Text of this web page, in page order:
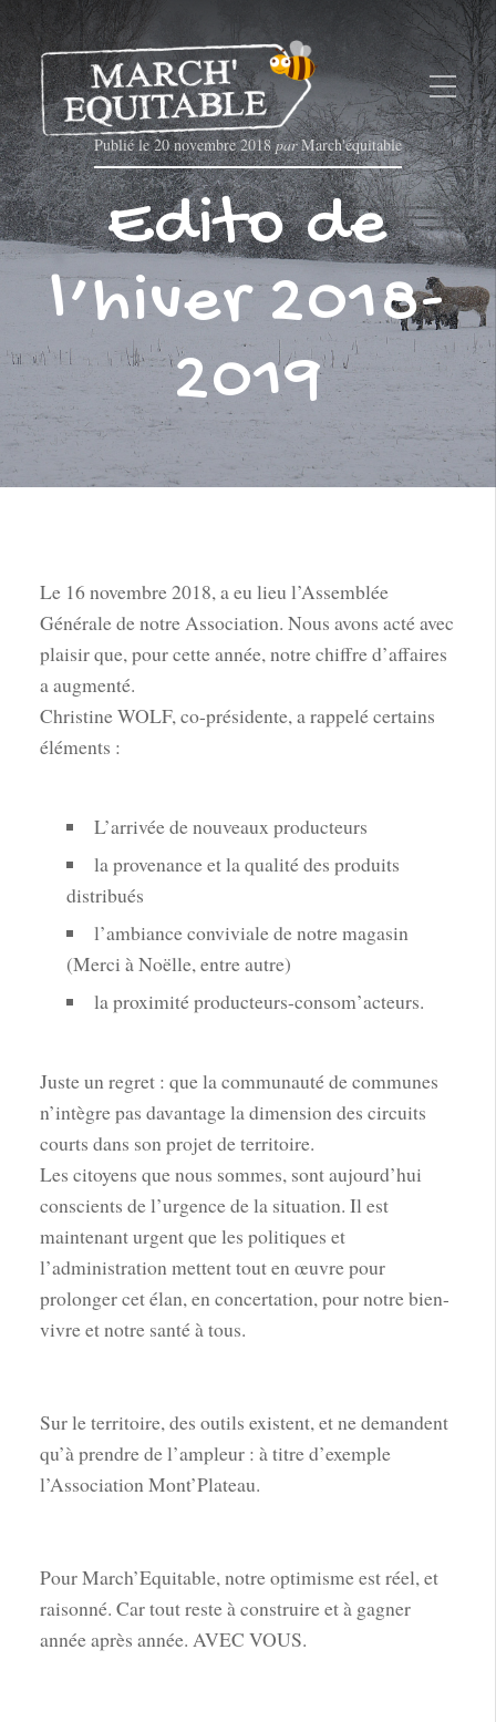
Publié le20 novembre 2018parMarch'équitable
Edito de
l’hiver 2018-
2019
Le 16 novembre 2018, a eu lieu l’Assemblée
Générale de notre Association. Nous avons acté avec
plaisir que, pour cette année, notre chiffre d’affaires
a augmenté.
Christine WOLF, co-présidente, a rappelé certains
éléments :
L’arrivée de nouveaux producteurs
la provenance et la qualité des produits
distribués
l’ambiance conviviale de notre magasin
(Merci à Noëlle, entre autre)
la proximité producteurs-consom’acteurs.
Juste un regret : que la communauté de communes
n’intègre pas davantage la dimension des circuits
courts dans son projet de territoire.
Les citoyens que nous sommes, sont aujourd’hui
conscients de l’urgence de la situation. Il est
maintenant urgent que les politiques et
l’administration mettent tout en œuvre pour
prolonger cet élan, en concertation, pour notre bien-
vivre et notre santé à tous.
Sur le territoire, des outils existent, et ne demandent
qu’à prendre de l’ampleur : à titre d’exemple
l’Association Mont’Plateau.
Pour March’Equitable, notre optimisme est réel, et
raisonné. Car tout reste à construire et à gagner
année après année. AVEC VOUS.